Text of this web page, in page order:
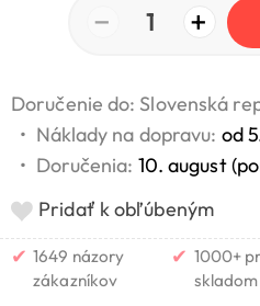
− 1 +
Doručenie do: Slovenská
• Náklady na dopravu: od
• Doručenia: 10. august
Pridať k obľúbeným
✔ 1649 názory
zákazníkov
✔ 1000+
skladom